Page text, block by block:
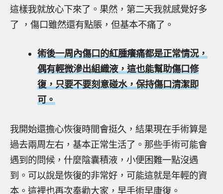
這樣我就放心下來了。果然，第二天我就感覺好多
了 ，傷口雖然還有點脹，但基本不痛了。
術後一周內傷口的紅腫癢痛都是正常情況，
偶有輕微滲出組織液，這也能幫助傷口修
復，只要不要刻意碰水，保持傷口清潔即
可。
我開始還擔心恢復時間會挺久，結果現在手術算是
過去兩周左右，基本正常生活了。那些手術可能會
遇到的問候，什麼陰囊積液，小便困難一點沒遇
到。可以說是恢復的非常好，可能這就是年輕的資
本。這裡也再次奉勸大家，早手術早康復。